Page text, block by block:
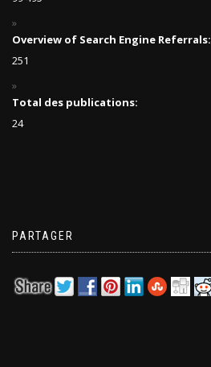
Overview of Search Engine Referrals:
251
Total des publications:
24
PARTAGER